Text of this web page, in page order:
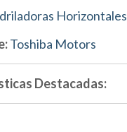
Horizontales
Toshiba Motors
Destacadas: